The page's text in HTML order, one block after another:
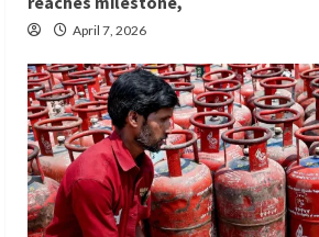
April 7, 2026